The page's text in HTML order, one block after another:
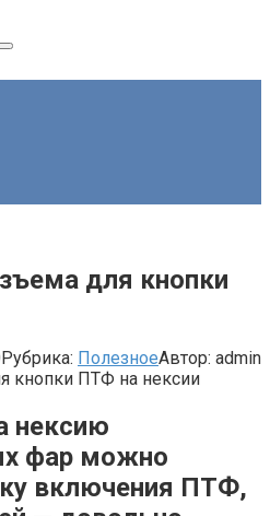
для кнопки
Рубрика: ПолезноеАвтор: admin
нексию
фар можно
включения ПТФ,